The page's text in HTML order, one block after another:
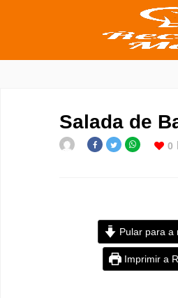
Salada de
0
Pular para a
Imprimir a